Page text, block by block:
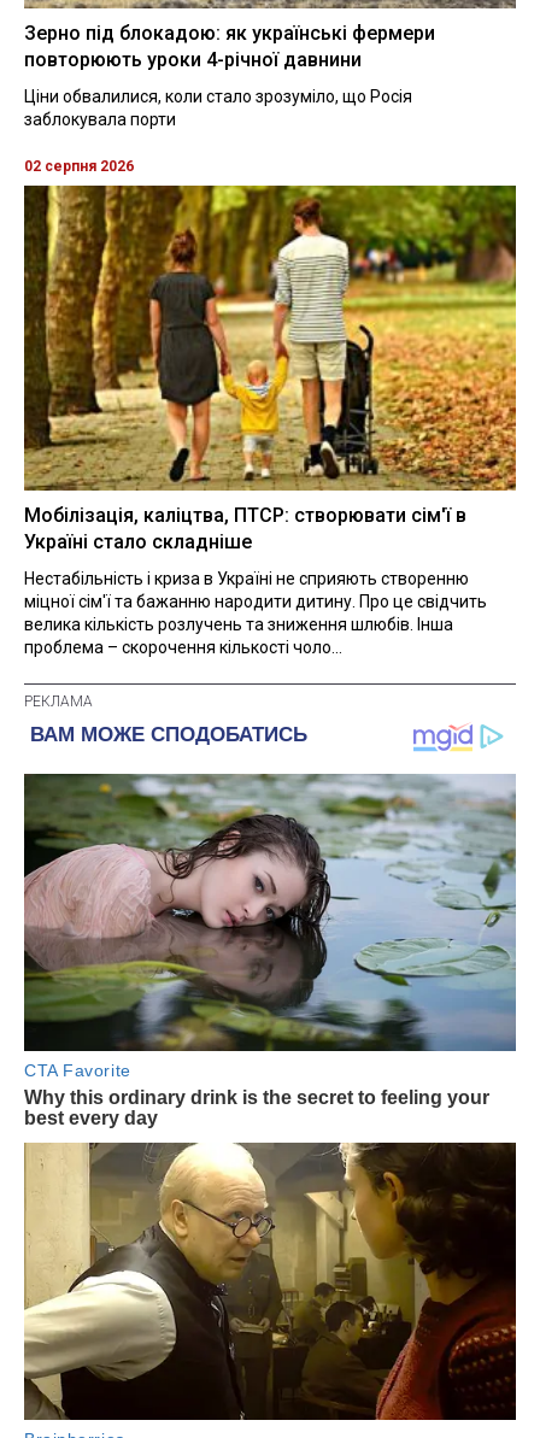
Зерно під блокадою: як українські фермери
повторюють уроки 4-річної давнини
Ціни обвалилися, коли стало зрозуміло, що Росія
заблокувала порти
02 серпня 2026
Мобілізація, каліцтва, ПТСР: створювати сім'ї в
Україні стало складніше
Нестабільність і криза в Україні не сприяють створенню
міцної сім'ї та бажанню народити дитину. Про це свідчить
велика кількість розлучень та зниження шлюбів. Інша
проблема – скорочення кількості чоло...